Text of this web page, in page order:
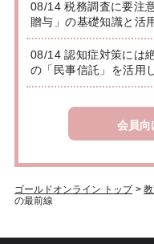
08/14 税務調査に要注
贈与」の基礎知識と活
08/14 認知症対策には
の「民事信託」を活用
会員向
ゴールドオンライン トップ >
の最前線